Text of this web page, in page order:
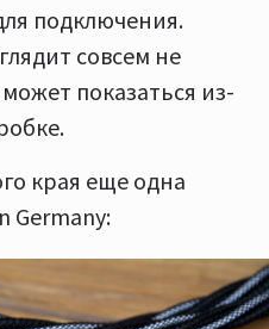
подключения.
совсем не
показаться из-
края еще одна
Germany: